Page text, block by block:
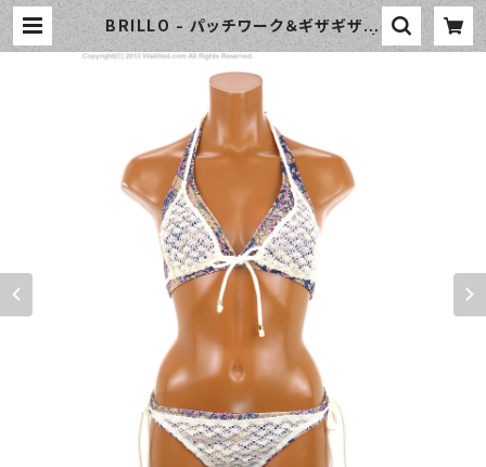
BRILLO - パッチワーク＆ギザギザニ
ット（3305 - 75:ネイビーブルー） |
WaiiWaii Swimwear Shop（ワイ
ワイ水着）